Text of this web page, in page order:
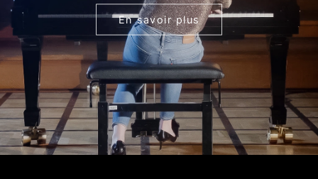
En savoir plus